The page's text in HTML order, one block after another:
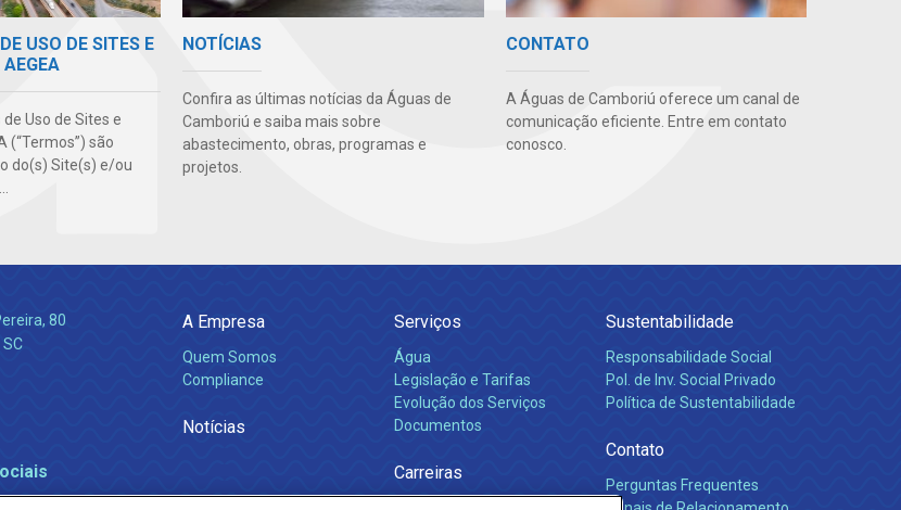
USO DE SITES E
Uso de Sites e
(“Termos”) são
do(s) Site(s) e/ou
NOTÍCIAS
Confira as últimas notícias da Águas de
Camboriú e saiba mais sobre
abastecimento, obras, programas e
projetos.
CONTATO
A Águas de Camboriú oferece um canal de
comunicação eficiente. Entre em contato
conosco.
80
A Empresa
Quem Somos
Compliance
Notícias
Serviços
Água
Legislação e Tarifas
Evolução dos Serviços
Documentos
Carreiras
Sustentabilidade
Responsabilidade Social
Pol. de Inv. Social Privado
Política de Sustentabilidade
Contato
Perguntas Frequentes